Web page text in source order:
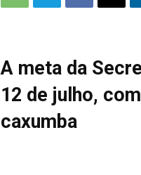
A meta da
12 de julho,
caxumba